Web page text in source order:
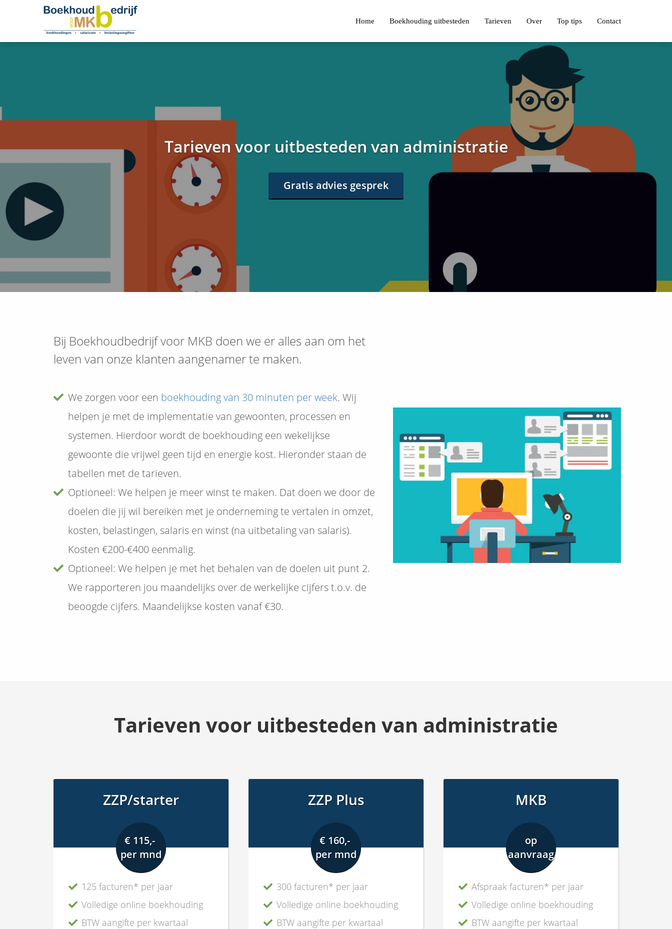
Home Boekhouding uitbesteden Tarieven Over Top tips Contact
Tarieven voor uitbesteden van administratie
Gratis advies gesprek
Bij Boekhoudbedrijf voor MKB doen we er alles aan om het
leven van onze klanten aangenamer te maken.
We zorgen voor een boekhouding van 30 minuten per week. Wij
helpen je met de implementatie van gewoonten, processen en
systemen. Hierdoor wordt de boekhouding een wekelijkse
gewoonte die vrijwel geen tijd en energie kost. Hieronder staan de
tabellen met de tarieven.
Optioneel: We helpen je meer winst te maken. Dat doen we door de
doelen die jij wil bereiken met je onderneming te vertalen in omzet,
kosten, belastingen, salaris en winst (na uitbetaling van salaris).
Kosten €200-€400 eenmalig.
Optioneel: We helpen je met het behalen van de doelen uit punt 2.
We rapporteren jou maandelijks over de werkelijke cijfers t.o.v. de
beoogde cijfers. Maandelijkse kosten vanaf €30.
Tarieven voor uitbesteden van administratie
ZZP/starter
€ 115,-
per mnd
125 facturen* per jaar
Volledige online boekhouding
BTW aangifte per kwartaal
ZZP Plus
€ 160,-
per mnd
300 facturen* per jaar
Volledige online boekhouding
BTW aangifte per kwartaal
MKB
op
aanvraag
Afspraak facturen* per jaar
Volledige online boekhouding
BTW aangifte per kwartaal